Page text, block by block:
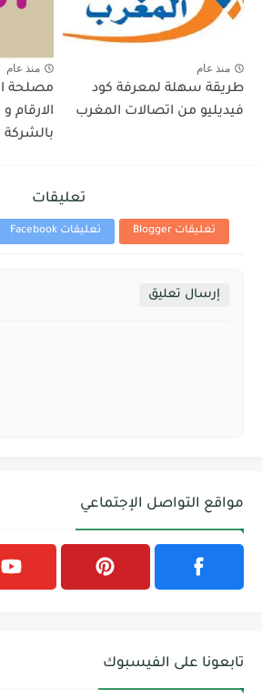
منذ عام
طريقة سهلة لمعرفة كود
فيديليو من اتصالات المغرب
منذ عام
مصلحة
الارقام
بالشركة
تعليقات
تعليقات Blogger تعليقات Facebook
إرسال تعليق
مواقع التواصل الإجتماعي
تابعونا على الفيسبوك